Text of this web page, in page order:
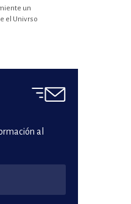
un
el Univrso
al